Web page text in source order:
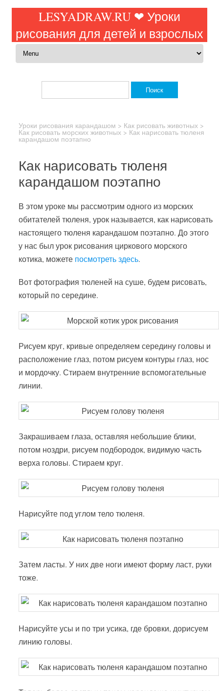
LESYADRAW.RU ❤ Уроки
рисования для детей и взрослых
Перейти к содержимому
Уроки рисования карандашом > Как рисовать животных >
Как рисовать морских животных > Как нарисовать тюленя
карандашом поэтапно
Как нарисовать тюленя
карандашом поэтапно
В этом уроке мы рассмотрим одного из морских
обитателей тюленя, урок называется, как нарисовать
настоящего тюленя карандашом поэтапно. До этого
у нас был урок рисования циркового морского
котика, можете посмотреть здесь.
Вот фотография тюленей на суше, будем рисовать,
который по середине.
Рисуем круг, кривые определяем середину головы и
расположение глаз, потом рисуем контуры глаз, нос
и мордочку. Стираем внутренние вспомогательные
линии.
Закрашиваем глаза, оставляя небольшие блики,
потом ноздри, рисуем подбородок, видимую часть
верха головы. Стираем круг.
Нарисуйте под углом тело тюленя.
Затем ласты. У них две ноги имеют форму ласт, руки
тоже.
Нарисуйте усы и по три усика, где бровки, дорисуем
линию головы.